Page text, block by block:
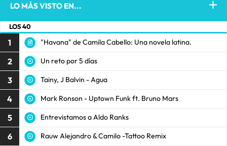
LO MÁS VISTO EN...
LOS 40
1 "Havana" de Camila Cabello: Una novela latina.
2 Un reto por 5 días
3 Tainy, J Balvin - Agua
4 Mark Ronson - Uptown Funk ft. Bruno Mars
5 Entrevistamos a Aldo Ranks
6 Rauw Alejandro & Camilo -Tattoo Remix